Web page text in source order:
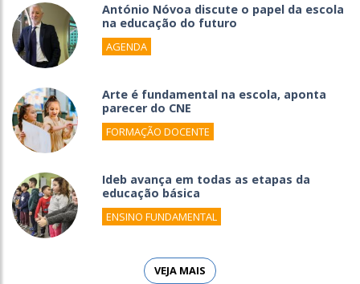
António Nóvoa discute o papel da escola
na educação do futuro
AGENDA
Arte é fundamental na escola, aponta
parecer do CNE
FORMAÇÃO DOCENTE
Ideb avança em todas as etapas da
educação básica
ENSINO FUNDAMENTAL
VEJA MAIS